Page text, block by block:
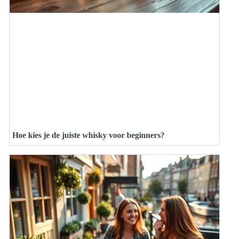
Hoe kies je de juiste whisky voor beginners?